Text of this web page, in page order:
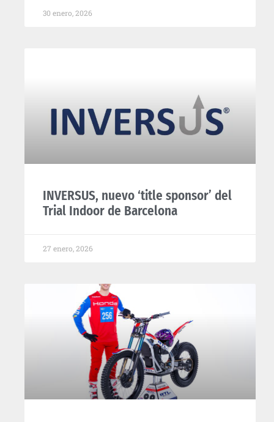
30 enero, 2026
INVERSUS, nuevo ‘title sponsor’ del
Trial Indoor de Barcelona
27 enero, 2026